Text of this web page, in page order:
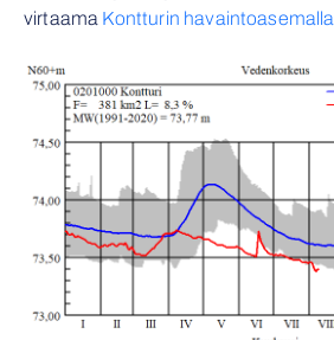
virtaama Kontturin havaintoasemalla